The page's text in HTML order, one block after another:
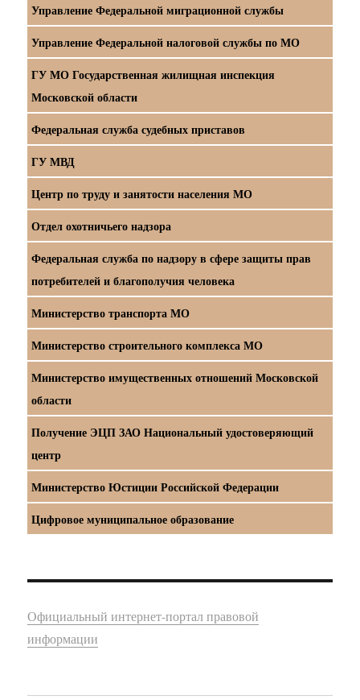
Управление Федеральной миграционной службы
Управление Федеральной налоговой службы по МО
ГУ МО Государственная жилищная инспекция
Московской области
Федеральная служба судебных приставов
ГУ МВД
Центр по труду и занятости населения МО
Отдел охотничьего надзора
Федеральная служба по надзору в сфере защиты прав
потребителей и благополучия человека
Министерство транспорта МО
Министерство строительного комплекса МО
Министерство имущественных отношений Московской
области
Получение ЭЦП ЗАО Национальный удостоверяющий
центр
Министерство Юстиции Российской Федерации
Цифровое муниципальное образование
Официальный интернет-портал правовой
информации